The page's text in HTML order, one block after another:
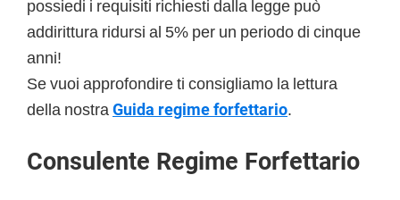
possiedi i requisiti richiesti dalla legge può
addirittura ridursi al 5% per un periodo di cinque
anni!
Se vuoi approfondire ti consigliamo la lettura
della nostra Guida regime forfettario.
Consulente Regime Forfettario